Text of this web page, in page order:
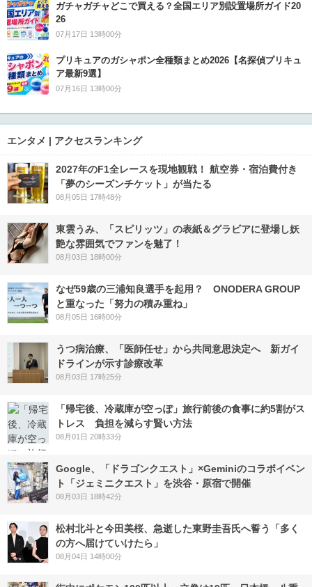
ガチャガチャどこで買える？全国エリア別設置場所ガイド20
26
07月17日 13時00分
プリキュアのガシャポン全種類まとめ2026【名探偵プリキュ
ア最新9選】
07月16日 13時00分
エンタメ | アクセスランキング
2027年のF1全レースを現地観戦！ 航空券・宿泊費付き
「夢のシーズンチケット」が当たる
08月05日 17時48分
東雲うみ、「スピリッツ」の表紙＆グラビアに登場し妖
艶な雰囲気でファンを魅了！
08月03日 18時00分
なぜ59歳の三浦知良選手を起用？ ONODERA GROUP
と重なった「努力の積み重ね」
08月05日 16時00分
うつ病治療、「医師任せ」から共同意思決定へ 新ガイ
ドラインが示す診療改革
08月03日 17時25分
「帰宅後、冷蔵庫が空っぽ」旅行前後の食事に約5割がス
トレス 負担を減らす賢い方法
08月01日 20時33分
Google、「ドラゴンクエスト」×Geminiのコラボイベン
ト「ジェミニクエスト」を渋谷・原宿で開催
08月03日 18時42分
松村北斗と今田美桜、急逝した東野圭吾氏へ誓う「多く
の方へ届けていけたら」
08月04日 14時00分